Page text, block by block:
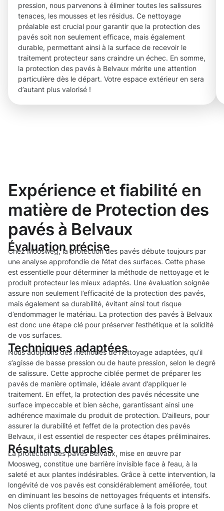
pression, nous parvenons à éliminer toutes les salissures
tenaces, les mousses et les résidus. Ce nettoyage
préalable est crucial pour garantir que la protection des
pavés soit non seulement efficace, mais également
durable, permettant ainsi à la surface de recevoir le
traitement protecteur sans craindre un échec. En somme,
la protection des pavés à Belvaux mérite une attention
particulière dès le départ. Votre espace extérieur en sera
d’autant plus valorisé !
Expérience et fiabilité en
matière de Protection des
pavés à Belvaux
Évaluation précise
Chez Moosweg, la protection des pavés débute toujours par
une analyse approfondie de l’état des surfaces. Cette phase
est essentielle pour déterminer la méthode de nettoyage et le
produit protecteur les mieux adaptés. Une évaluation soignée
assure non seulement l’efficacité de la protection des pavés,
mais également sa durabilité, évitant ainsi tout risque
d’endommager le matériau. La protection des pavés à Belvaux
est donc une étape clé pour préserver l’esthétique et la solidité
de vos surfaces.
Techniques adaptées
Nous adoptons des méthodes de nettoyage adaptées, qu’il
s’agisse de basse pression ou de haute pression, selon le degré
de salissure. Cette approche ciblée permet de préparer les
pavés de manière optimale, idéale avant d’appliquer le
traitement. En effet, la protection des pavés nécessite une
surface impeccable et bien sèche, garantissant ainsi une
adhérence maximale du produit de protection. D’ailleurs, pour
assurer la durabilité et l’effet de la protection des pavés
Belvaux, il est essentiel de respecter ces étapes préliminaires.
Résultats durables
La protection des pavés Belvaux, mise en œuvre par
Moosweg, constitue une barrière invisible face à l’eau, à la
saleté et aux plantes indésirables. Grâce à cette intervention, la
longévité de vos pavés est considérablement améliorée, tout
en diminuant les besoins de nettoyages fréquents et intensifs.
Nos clients profitent donc d’une surface à la fois propre et